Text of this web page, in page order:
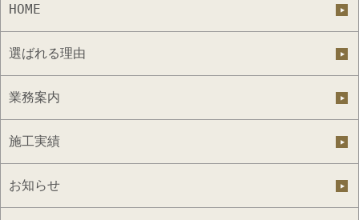
HOME
選ばれる理由
業務案内
施工実績
お知らせ